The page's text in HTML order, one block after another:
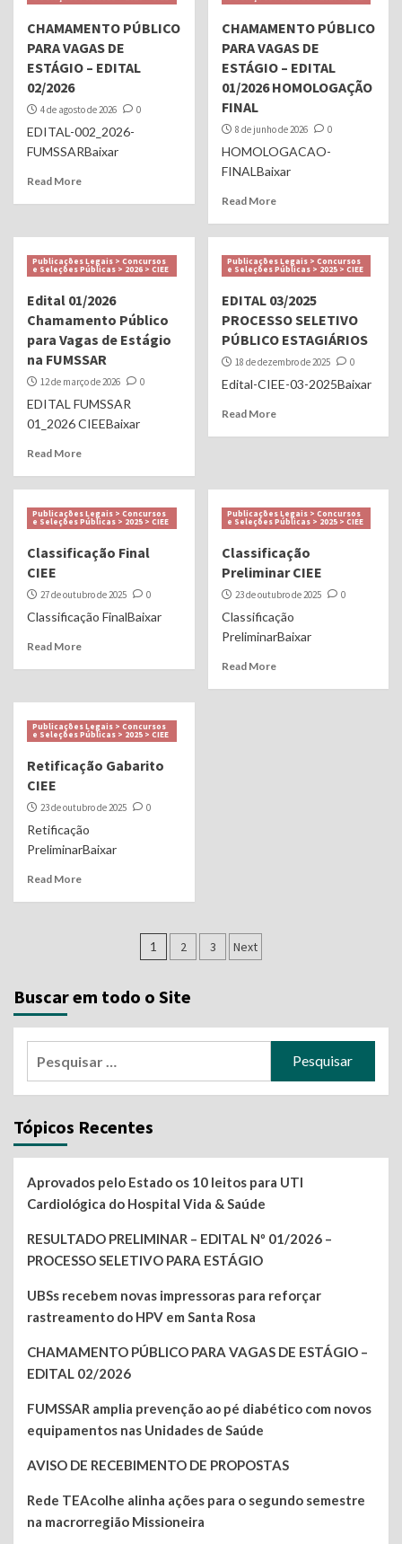
CHAMAMENTO PÚBLICO
PARA VAGAS DE
ESTÁGIO – EDITAL
02/2026
4 de agosto de 2026 0
EDITAL-002_2026-
FUMSSARBaixar
Read More
CHAMAMENTO PÚBLICO
PARA VAGAS DE
ESTÁGIO – EDITAL
01/2026 HOMOLOGAÇÃO
FINAL
8 de junho de 2026 0
HOMOLOGACAO-
FINALBaixar
Read More
Publicações Legais > Concursos
e Seleções Públicas > 2026 > CIEE
Edital 01/2026
Chamamento Público
para Vagas de Estágio
na FUMSSAR
12 de março de 2026 0
EDITAL FUMSSAR
01_2026 CIEEBaixar
Read More
Publicações Legais > Concursos
e Seleções Públicas > 2025 > CIEE
EDITAL 03/2025
PROCESSO SELETIVO
PÚBLICO ESTAGIÁRIOS
18 de dezembro de 2025 0
Edital-CIEE-03-2025Baixar
Read More
Publicações Legais > Concursos
e Seleções Públicas > 2025 > CIEE
Classificação Final
CIEE
27 de outubro de 2025 0
Classificação FinalBaixar
Read More
Publicações Legais > Concursos
e Seleções Públicas > 2025 > CIEE
Classificação
Preliminar CIEE
23 de outubro de 2025 0
Classificação
PreliminarBaixar
Read More
Publicações Legais > Concursos
e Seleções Públicas > 2025 > CIEE
Retificação Gabarito
CIEE
23 de outubro de 2025 0
Retificação
PreliminarBaixar
Read More
Navegação
posts
1 2 3 Next
Buscar em todo o Site
Tópicos Recentes
Aprovados pelo Estado os 10 leitos para UTI
Cardiológica do Hospital Vida & Saúde
RESULTADO PRELIMINAR – EDITAL Nº 01/2026 –
PROCESSO SELETIVO PARA ESTÁGIO
UBSs recebem novas impressoras para reforçar
rastreamento do HPV em Santa Rosa
CHAMAMENTO PÚBLICO PARA VAGAS DE ESTÁGIO –
EDITAL 02/2026
FUMSSAR amplia prevenção ao pé diabético com novos
equipamentos nas Unidades de Saúde
AVISO DE RECEBIMENTO DE PROPOSTAS
Rede TEAcolhe alinha ações para o segundo semestre
na macrorregião Missioneira